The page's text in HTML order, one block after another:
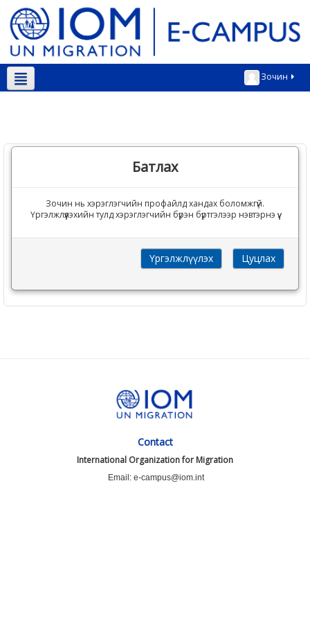
Зочин
Батлах
Зочин нь хэрэглэгчийн профайлд хандах боломжгүй.
Үргэлжлүүлэхийн тулд хэрэглэгчийн бүрэн бүртгэлээр нэвтэрнэ үү.
Contact
International Organization for Migration
Email: e-campus@iom.int